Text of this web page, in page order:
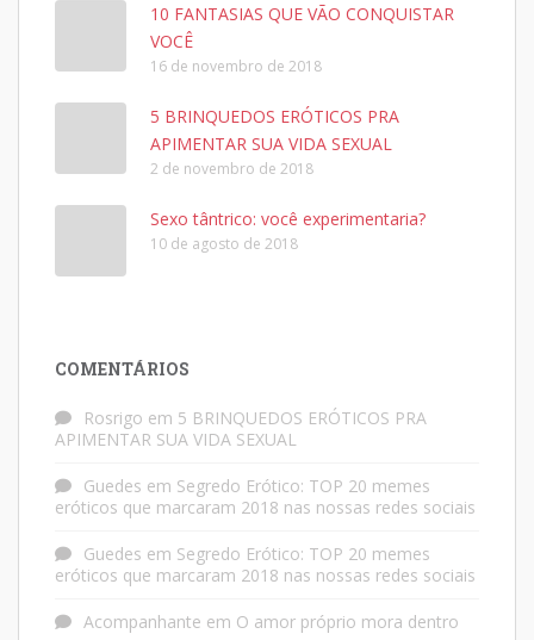
10 FANTASIAS QUE VÃO CONQUISTAR
VOCÊ
16 de novembro de 2018
5 BRINQUEDOS ERÓTICOS PRA
APIMENTAR SUA VIDA SEXUAL
2 de novembro de 2018
Sexo tântrico: você experimentaria?
10 de agosto de 2018
COMENTÁRIOS
Rosrigo em 5 BRINQUEDOS ERÓTICOS PRA
APIMENTAR SUA VIDA SEXUAL
Guedes em Segredo Erótico: TOP 20 memes
eróticos que marcaram 2018 nas nossas redes sociais
Guedes em Segredo Erótico: TOP 20 memes
eróticos que marcaram 2018 nas nossas redes sociais
Acompanhante em O amor próprio mora dentro